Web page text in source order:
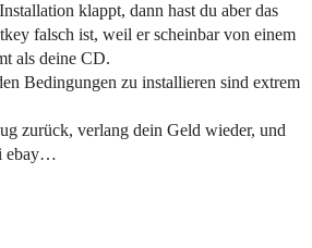
klappt, dann hast du aber das
falsch ist, weil er scheinbar von einem
als deine CD.
Bedingungen zu installieren sind extrem
zurück, verlang dein Geld wieder, und
ebay…